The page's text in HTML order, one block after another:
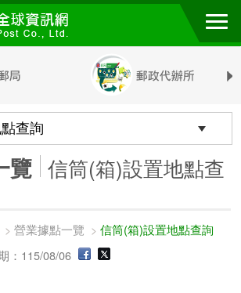
覽 信筒(箱)設置地點查
>營業據點一覽 >信筒(箱)設置地點查詢
：115/08/06